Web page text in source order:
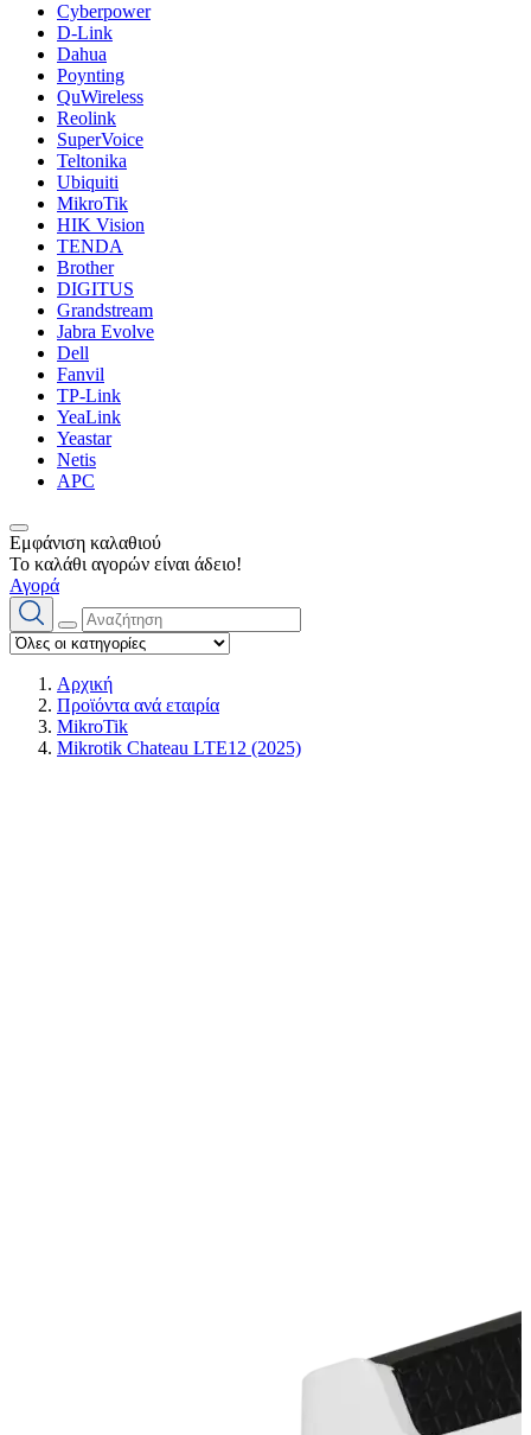
Cyberpower
D-Link
Dahua
Poynting
QuWireless
Reolink
SuperVoice
Teltonika
Ubiquiti
MikroTik
HIK Vision
TENDA
Brother
DIGITUS
Grandstream
Jabra Evolve
Dell
Fanvil
TP-Link
YeaLink
Yeastar
Netis
APC
Εμφάνιση καλαθιού
Το καλάθι αγορών είναι άδειο!
Αγορά
Αρχική
Προϊόντα ανά εταιρία
MikroTik
Mikrotik Chateau LTE12 (2025)